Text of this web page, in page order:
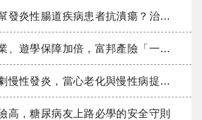
道疾病患者抗潰瘍？治療進展與健保給付困境一次看
加倍，富邦產險「一期逐夢」專案加碼遠距醫療與緊急救援
性發炎，當心老化與慢性病提早報到
高，糖尿病友上路必學的安全守則